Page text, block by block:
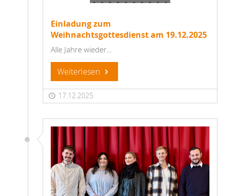
Einladung zum
Weihnachtsgottesdienst am 19.12.2025
Alle Jahre wieder…
Weiterlesen
17.12.2025